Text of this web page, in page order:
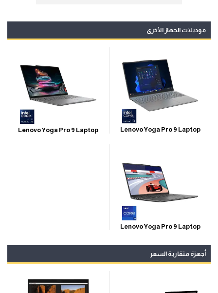
موديلات الجهاز الأخرى
Lenovo Yoga Pro 9 Laptop
Lenovo Yoga Pro 9 Laptop
Lenovo Yoga Pro 9 Laptop
أجهزة متقاربة السعر